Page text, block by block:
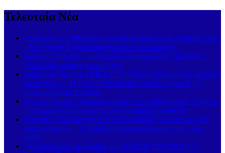
Τελευταία Νέα
«Διακοπές στη βεράντα» για συνταξιούχους & εργαζόμενους;
– Η δήλωση Στραβελάκη προκαλεί αντιδράσεις
Κώστας Τσουρός: Τι αντίκρισε σε παραλία της Σκιάθου –
«Εδώ όλα μπορείς να τα δεις!»
Δημήτρης Νατσιός (ΝΙΚΗ): «Ο Μάρκος Μπότσαρης πήγαινε
να πεθάνει» – Η συγκλονιστική ιστορία του ήρωα & το
μήνυμα για την Ελλάδα
Σοκ στη Σκιάθο: Ανήλικος καταγγέλλει βιασμό από 17χρονο
– Στο μικροσκόπιο των Αρχών η σοβαρή υπόθεση
Νατσιός: «Τα κόκκινα δάνεια δεν μπορεί να είναι παιχνίδι
στα σκοτεινά» – Η ΝΙΚΗ ζητά διαφάνεια στις τιμές των
funds
«Χειρουργική» μανούβρα του NISSOS AEGINA στη